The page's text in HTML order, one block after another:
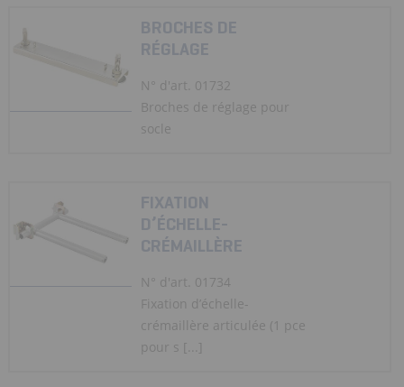
BROCHES DE
RÉGLAGE
N° d'art. 01732
Broches de réglage pour
socle
FIXATION
D’ÉCHELLE-
CRÉMAILLÈRE
N° d'art. 01734
Fixation d’échelle-
crémaillère articulée (1 pce
pour s [...]